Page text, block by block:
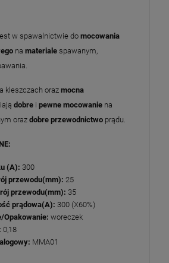
w spawalnictwie do mocowania
na materiale spawanym,
kleszczach oraz mocna
dobre i pewne mocowanie na
oraz dobre przewodnictwo prądu.
(A): 300
przewodu(mm): 25
przewodu(mm): 35
prądowa(A): 300 (X60%)
Opakowanie: woreczek
0,18
MMA01